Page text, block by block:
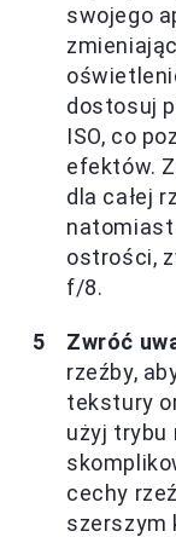
swojego
dostosuj
ISO, co
efektów.
dla całej
natomiast
ostrości,
f/8.
Zwróć
rzeźby,
tekstury
użyj trybu
cechy
szerszym